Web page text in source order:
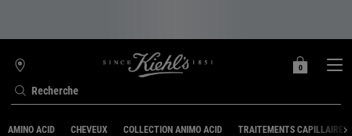
Recherche
TROUVER
UNE
BOUTIQUE
MON
0
0 PRODUIT
AMINO ACID CHEVEUX COLLECTION ANIMO ACID TRAITEMENTS CAPILLAIRES